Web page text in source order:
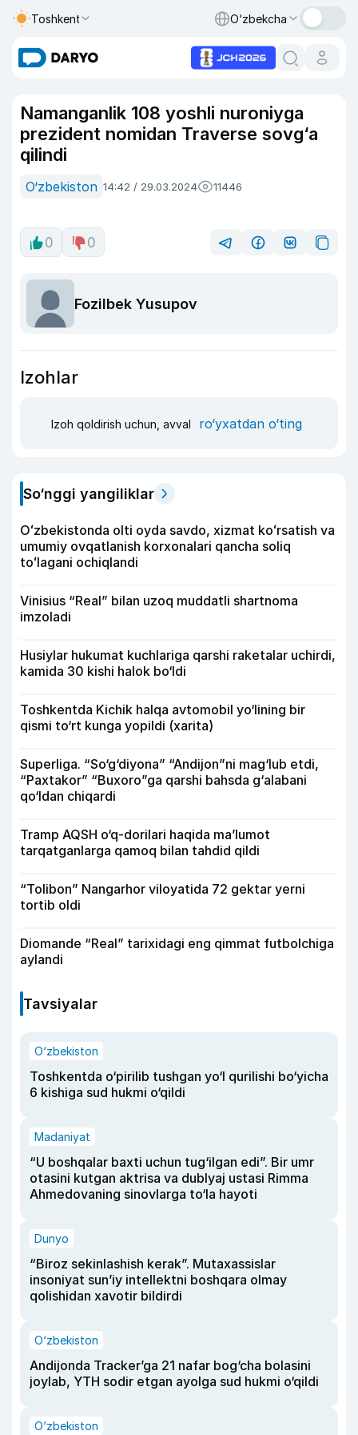
Toshkent O‘zbekcha
Namanganlik 108 yoshli nuroniyga
prezident nomidan Traverse sovg‘a
qilindi
O‘zbekiston 14:42 / 29.03.2024 11446
0 0
Fozilbek Yusupov
Izohlar
Izoh qoldirish uchun, avval ro‘yxatdan o‘ting
So‘nggi yangiliklar
Oʻzbekistonda olti oyda savdo, xizmat koʻrsatish va
umumiy ovqatlanish korxonalari qancha soliq
toʻlagani ochiqlandi
Vinisius “Real” bilan uzoq muddatli shartnoma
imzoladi
Husiylar hukumat kuchlariga qarshi raketalar uchirdi,
kamida 30 kishi halok bo‘ldi
Toshkentda Kichik halqa avtomobil yo‘lining bir
qismi to‘rt kunga yopildi (xarita)
Superliga. “So‘g‘diyona” “Andijon”ni mag‘lub etdi,
“Paxtakor” “Buxoro”ga qarshi bahsda g‘alabani
qo‘ldan chiqardi
Tramp AQSH o‘q-dorilari haqida ma’lumot
tarqatganlarga qamoq bilan tahdid qildi
“Tolibon” Nangarhor viloyatida 72 gektar yerni
tortib oldi
Diomande “Real” tarixidagi eng qimmat futbolchiga
aylandi
Tavsiyalar
O‘zbekiston
Toshkentda o‘pirilib tushgan yo‘l qurilishi bo‘yicha
6 kishiga sud hukmi o‘qildi
Madaniyat
“U boshqalar baxti uchun tug‘ilgan edi”. Bir umr
otasini kutgan aktrisa va dublyaj ustasi Rimma
Ahmedovaning sinovlarga to‘la hayoti
Dunyo
“Biroz sekinlashish kerak”. Mutaxassislar
insoniyat sun’iy intellektni boshqara olmay
qolishidan xavotir bildirdi
O‘zbekiston
Andijonda Tracker’ga 21 nafar bog‘cha bolasini
joylab, YTH sodir etgan ayolga sud hukmi o‘qildi
O‘zbekiston